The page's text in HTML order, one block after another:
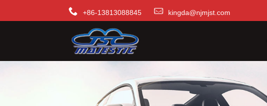
+86-13813088845 kingda@njmjst.com